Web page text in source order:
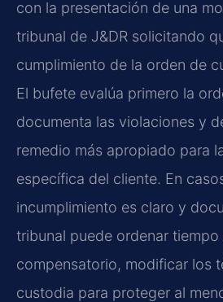
con la presentación de una
tribunal de J&DR solicitando
cumplimiento de la orden de
El bufete evalúa primero la
documenta las violaciones y
remedio más apropiado para
específica del cliente. En
incumplimiento es claro y
tribunal puede ordenar tiempo
compensatorio, modificar los
custodia para proteger al